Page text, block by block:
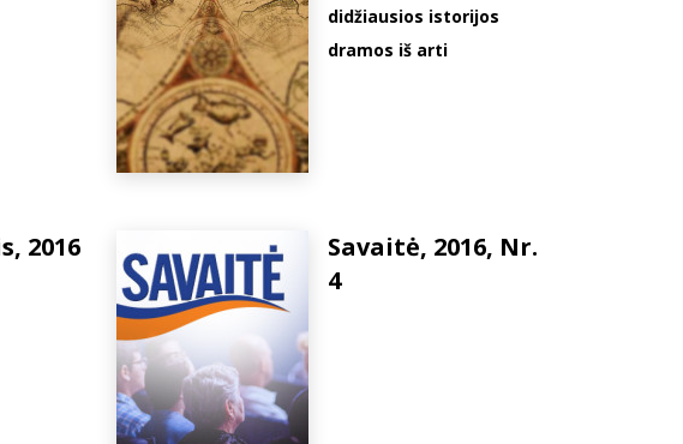
didžiausios istorijos
dramos iš arti
2016
Savaitė, 2016, Nr.
4